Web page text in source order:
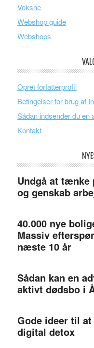
Voksne
Webshop guide
Webshops
Opret forfatterprofil
Betingelser for brug af
Sådan indsender du en
Kontakt
Undgå at tænke
og genskab
40.000 nye
Massiv
næste 10 år
Sådan kan en
aktivt dødsbo i
Gode ideer til
digital detox